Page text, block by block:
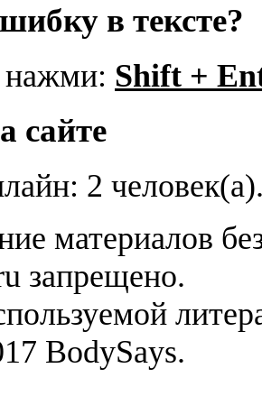
в тексте?
Shift +
сайте
2
материалов
запрещено.
BodySays.